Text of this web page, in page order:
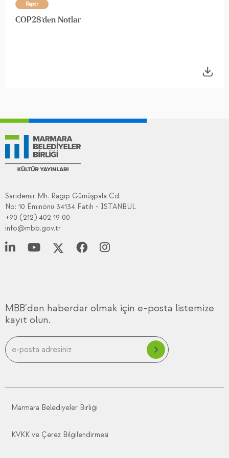
Rapor
COP28'den Notlar
Sarıdemir Mh. Ragıp Gümüşpala Cd.
No: 10 Eminönü 34134 Fatih - İSTANBUL
+90 (212) 402 19 00
info@mbb.gov.tr
MBB'den haberdar olmak için e-posta listemize
kayıt olun.
Marmara Belediyeler Birliği
KVKK ve Çerez Bilgilendirmesi